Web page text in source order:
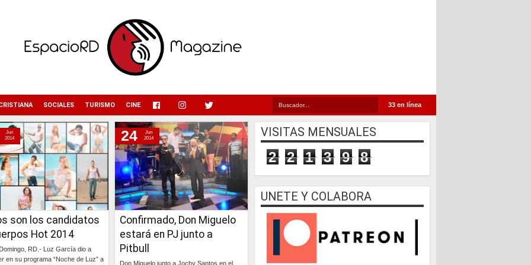
33 en línea
SOCIALES TURISMO CINE
son los candidatos
Hot 2014
RD.- Luz García dio a
en su programa “Noche de Luz” a
Jun
2014
Confirmado, Don Miguelo
estará en PJ junto a
Pitbull
Don Miguelo junto a Jochy Santos en el
24
Jun
2014
VISITAS MENSUALES
2 2 1 3 9 8
UNETE Y COLABORA